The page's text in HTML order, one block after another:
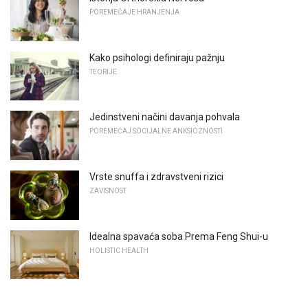
POREMEĆAJE HRANJENJA
Kako psihologi definiraju pažnju
TEORIJE
Jedinstveni načini davanja pohvala
POREMEĆAJ SOCIJALNE ANKSIOZNOSTI
Vrste snuffa i zdravstveni rizici
ZAVISNOST
Idealna spavaća soba Prema Feng Shui-u
HOLISTIC HEALTH